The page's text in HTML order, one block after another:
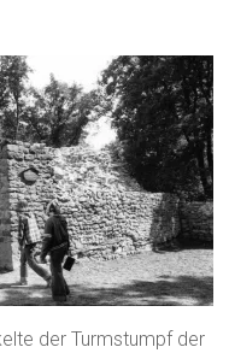
der Turmstumpf der